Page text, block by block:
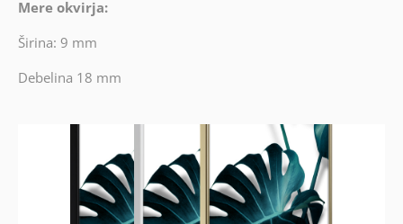
Mere okvirja:
Širina: 9 mm
Debelina 18 mm